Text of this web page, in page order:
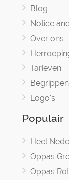
Blog
Notice
Over ons
Tarieven
Begrippen
Logo's
Populair
Heel
Oppas
Oppas